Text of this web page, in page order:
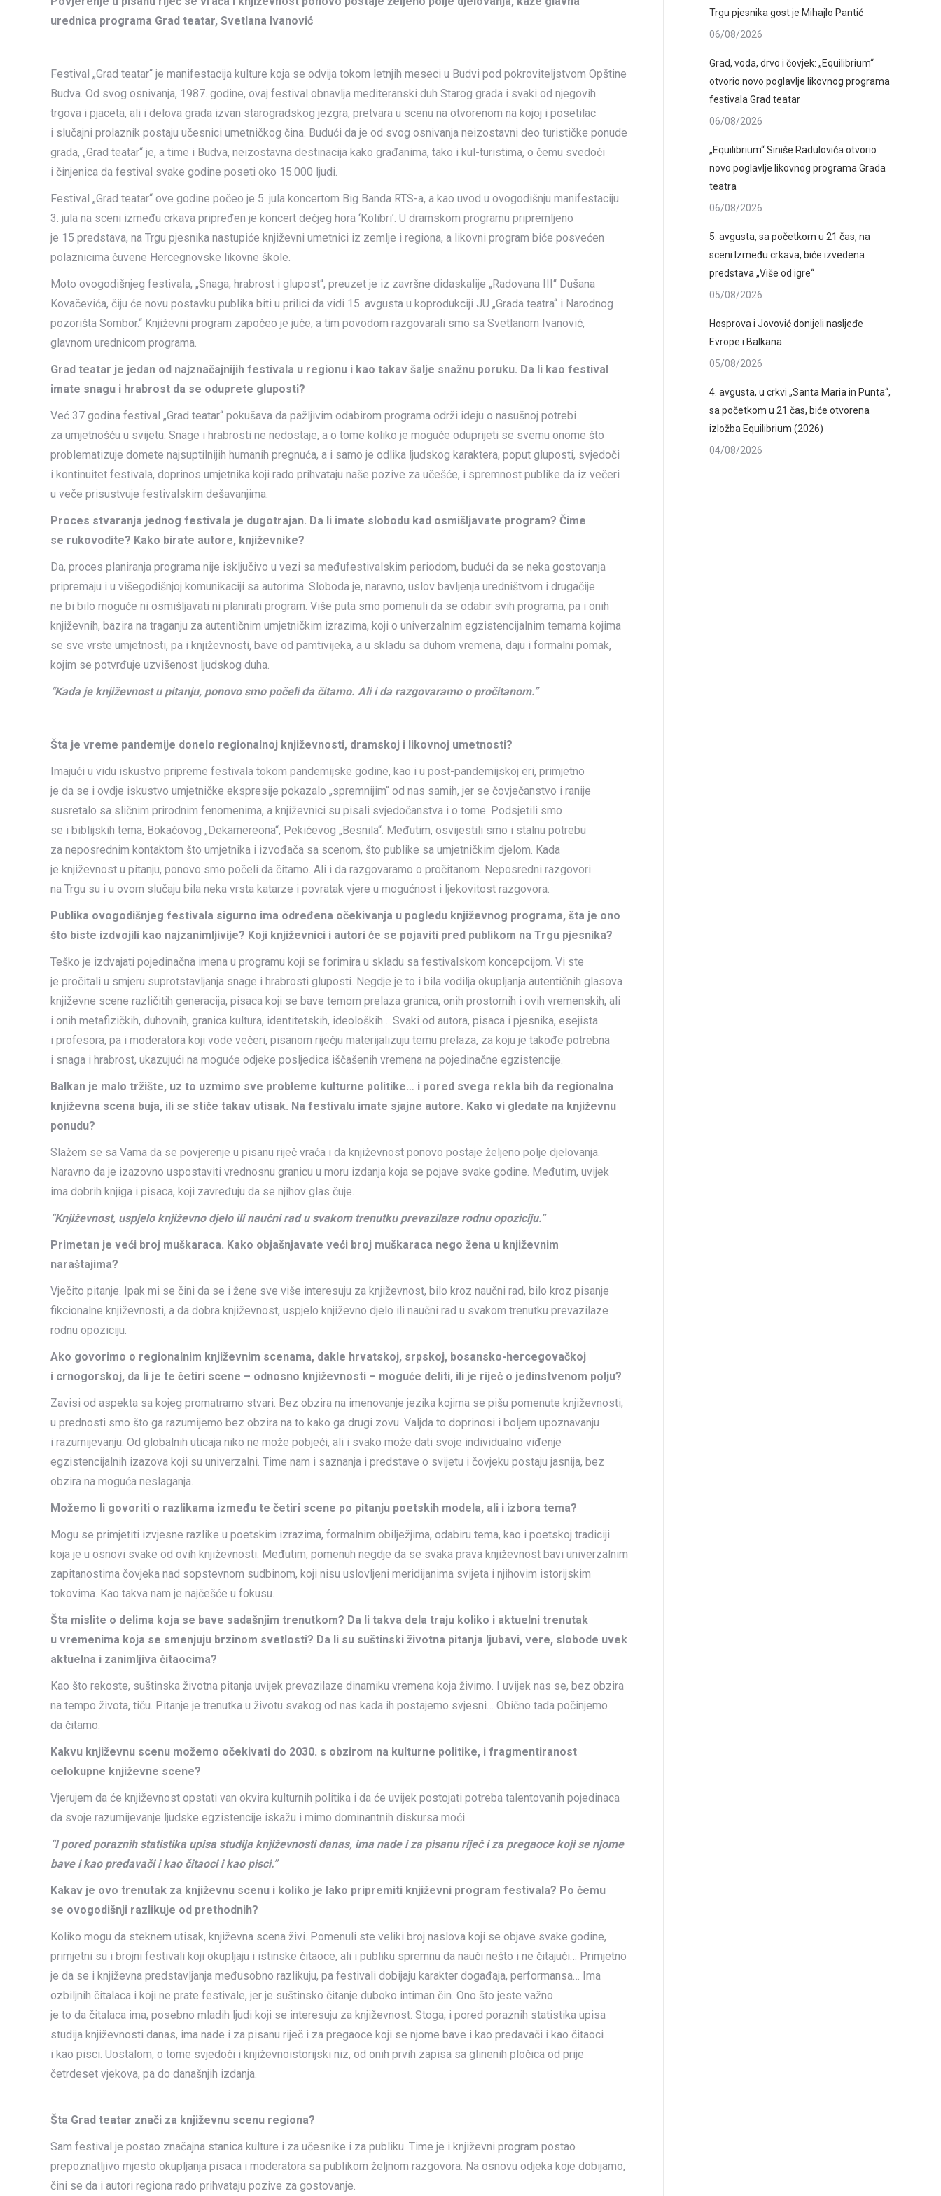
urednica programa Grad teatar, Svetlana Ivanović
Festival „Grad teatar“ je manifestacija kulture koja se odvija tokom letnjih meseci u Budvi pod pokroviteljstvom Opštine
Budva. Od svog osnivanja, 1987. godine, ovaj festival obnavlja mediteranski duh Starog grada i svaki od njegovih
trgova i pjaceta, ali i delova grada izvan starogradskog jezgra, pretvara u scenu na otvorenom na kojoj i posetilac
i slučajni prolaznik postaju učesnici umetničkog čina. Budući da je od svog osnivanja neizostavni deo turističke ponude
grada, „Grad teatar“ je, a time i Budva, neizostavna destinacija kako građanima, tako i kul-turistima, o čemu svedoči
i činjenica da festival svake godine poseti oko 15.000 ljudi.
Festival „Grad teatar“ ove godine počeo je 5. jula koncertom Big Banda RTS-a, a kao uvod u ovogodišnju manifestaciju
3. jula na sceni između crkava pripređen je koncert dečjeg hora ‘Kolibri’. U dramskom programu pripremljeno
je 15 predstava, na Trgu pjesnika nastupiće književni umetnici iz zemlje i regiona, a likovni program biće posvećen
polaznicima čuvene Hercegnovske likovne škole.
Moto ovogodišnjeg festivala, „Snaga, hrabrost i glupost“, preuzet je iz završne didaskalije „Radovana III“ Dušana
Kovačevića, čiju će novu postavku publika biti u prilici da vidi 15. avgusta u koprodukciji JU „Grada teatra“ i Narodnog
pozorišta Sombor.“ Književni program započeo je juče, a tim povodom razgovarali smo sa Svetlanom Ivanović,
glavnom urednicom programa.
Grad teatar je jedan od najznačajnijih festivala u regionu i kao takav šalje snažnu poruku. Da li kao festival
imate snagu i hrabrost da se oduprete gluposti?
Već 37 godina festival „Grad teatar“ pokušava da pažljivim odabirom programa održi ideju o nasušnoj potrebi
za umjetnošću u svijetu. Snage i hrabrosti ne nedostaje, a o tome koliko je moguće oduprijeti se svemu onome što
problematizuje domete najsuptilnijih humanih pregnuća, a i samo je odlika ljudskog karaktera, poput gluposti, svjedoči
i kontinuitet festivala, doprinos umjetnika koji rado prihvataju naše pozive za učešće, i spremnost publike da iz večeri
u veče prisustvuje festivalskim dešavanjima.
Proces stvaranja jednog festivala je dugotrajan. Da li imate slobodu kad osmišljavate program? Čime
se rukovodite? Kako birate autore, književnike?
Da, proces planiranja programa nije isključivo u vezi sa međufestivalskim periodom, budući da se neka gostovanja
pripremaju i u višegodišnjoj komunikaciji sa autorima. Sloboda je, naravno, uslov bavljenja uredništvom i drugačije
ne bi bilo moguće ni osmišljavati ni planirati program. Više puta smo pomenuli da se odabir svih programa, pa i onih
književnih, bazira na traganju za autentičnim umjetničkim izrazima, koji o univerzalnim egzistencijalnim temama kojima
se sve vrste umjetnosti, pa i književnosti, bave od pamtivijeka, a u skladu sa duhom vremena, daju i formalni pomak,
kojim se potvrđuje uzvišenost ljudskog duha.
“Kada je književnost u pitanju, ponovo smo počeli da čitamo. Ali i da razgovaramo o pročitanom.”
Šta je vreme pandemije donelo regionalnoj književnosti, dramskoj i likovnoj umetnosti?
Imajući u vidu iskustvo pripreme festivala tokom pandemijske godine, kao i u post-pandemijskoj eri, primjetno
je da se i ovdje iskustvo umjetničke ekspresije pokazalo „spremnijim“ od nas samih, jer se čovječanstvo i ranije
susretalo sa sličnim prirodnim fenomenima, a književnici su pisali svjedočanstva i o tome. Podsjetili smo
se i biblijskih tema, Bokačovog „Dekamereona“, Pekićevog „Besnila“. Međutim, osvijestili smo i stalnu potrebu
za neposrednim kontaktom što umjetnika i izvođača sa scenom, što publike sa umjetničkim djelom. Kada
je književnost u pitanju, ponovo smo počeli da čitamo. Ali i da razgovaramo o pročitanom. Neposredni razgovori
na Trgu su i u ovom slučaju bila neka vrsta katarze i povratak vjere u mogućnost i ljekovitost razgovora.
Publika ovogodišnjeg festivala sigurno ima određena očekivanja u pogledu književnog programa, šta je ono
što biste izdvojili kao najzanimljivije? Koji književnici i autori će se pojaviti pred publikom na Trgu pjesnika?
Teško je izdvajati pojedinačna imena u programu koji se forimira u skladu sa festivalskom koncepcijom. Vi ste
je pročitali u smjeru suprotstavljanja snage i hrabrosti gluposti. Negdje je to i bila vodilja okupljanja autentičnih glasova
književne scene različitih generacija, pisaca koji se bave temom prelaza granica, onih prostornih i ovih vremenskih, ali
i onih metafizičkih, duhovnih, granica kultura, identitetskih, ideoloških… Svaki od autora, pisaca i pjesnika, esejista
i profesora, pa i moderatora koji vode večeri, pisanom riječju materijalizuju temu prelaza, za koju je takođe potrebna
i snaga i hrabrost, ukazujući na moguće odjeke posljedica iščašenih vremena na pojedinačne egzistencije.
Balkan je malo tržište, uz to uzmimo sve probleme kulturne politike… i pored svega rekla bih da regionalna
književna scena buja, ili se stiče takav utisak. Na festivalu imate sjajne autore. Kako vi gledate na književnu
ponudu?
Slažem se sa Vama da se povjerenje u pisanu riječ vraća i da književnost ponovo postaje željeno polje djelovanja.
Naravno da je izazovno uspostaviti vrednosnu granicu u moru izdanja koja se pojave svake godine. Međutim, uvijek
ima dobrih knjiga i pisaca, koji zavređuju da se njihov glas čuje.
“Književnost, uspjelo književno djelo ili naučni rad u svakom trenutku prevazilaze rodnu opoziciju.”
Primetan je veći broj muškaraca. Kako objašnjavate veći broj muškaraca nego žena u književnim
naraštajima?
Vječito pitanje. Ipak mi se čini da se i žene sve više interesuju za književnost, bilo kroz naučni rad, bilo kroz pisanje
fikcionalne književnosti, a da dobra književnost, uspjelo književno djelo ili naučni rad u svakom trenutku prevazilaze
rodnu opoziciju.
Ako govorimo o regionalnim književnim scenama, dakle hrvatskoj, srpskoj, bosansko-hercegovačkoj
i crnogorskoj, da li je te četiri scene – odnosno književnosti – moguće deliti, ili je riječ o jedinstvenom polju?
Zavisi od aspekta sa kojeg promatramo stvari. Bez obzira na imenovanje jezika kojima se pišu pomenute književnosti,
u prednosti smo što ga razumijemo bez obzira na to kako ga drugi zovu. Valjda to doprinosi i boljem upoznavanju
i razumijevanju. Od globalnih uticaja niko ne može pobjeći, ali i svako može dati svoje individualno viđenje
egzistencijalnih izazova koji su univerzalni. Time nam i saznanja i predstave o svijetu i čovjeku postaju jasnija, bez
obzira na moguća neslaganja.
Možemo li govoriti o razlikama između te četiri scene po pitanju poetskih modela, ali i izbora tema?
Mogu se primjetiti izvjesne razlike u poetskim izrazima, formalnim obilježjima, odabiru tema, kao i poetskoj tradiciji
koja je u osnovi svake od ovih književnosti. Međutim, pomenuh negdje da se svaka prava književnost bavi univerzalnim
zapitanostima čovjeka nad sopstevnom sudbinom, koji nisu uslovljeni meridijanima svijeta i njihovim istorijskim
tokovima. Kao takva nam je najčešće u fokusu.
Šta mislite o delima koja se bave sadašnjim trenutkom? Da li takva dela traju koliko i aktuelni trenutak
u vremenima koja se smenjuju brzinom svetlosti? Da li su suštinski životna pitanja ljubavi, vere, slobode uvek
aktuelna i zanimljiva čitaocima?
Kao što rekoste, suštinska životna pitanja uvijek prevazilaze dinamiku vremena koja živimo. I uvijek nas se, bez obzira
na tempo života, tiču. Pitanje je trenutka u životu svakog od nas kada ih postajemo svjesni… Obično tada počinjemo
da čitamo.
Kakvu književnu scenu možemo očekivati do 2030. s obzirom na kulturne politike, i fragmentiranost
celokupne književne scene?
Vjerujem da će književnost opstati van okvira kulturnih politika i da će uvijek postojati potreba talentovanih pojedinaca
da svoje razumijevanje ljudske egzistencije iskažu i mimo dominantnih diskursa moći.
“I pored poraznih statistika upisa studija književnosti danas, ima nade i za pisanu riječ i za pregaoce koji se njome
bave i kao predavači i kao čitaoci i kao pisci.”
Kakav je ovo trenutak za književnu scenu i koliko je lako pripremiti književni program festivala? Po čemu
se ovogodišnji razlikuje od prethodnih?
Koliko mogu da steknem utisak, književna scena živi. Pomenuli ste veliki broj naslova koji se objave svake godine,
primjetni su i brojni festivali koji okupljaju i istinske čitaoce, ali i publiku spremnu da nauči nešto i ne čitajući… Primjetno
je da se i književna predstavljanja međusobno razlikuju, pa festivali dobijaju karakter događaja, performansa… Ima
ozbiljnih čitalaca i koji ne prate festivale, jer je suštinsko čitanje duboko intiman čin. Ono što jeste važno
je to da čitalaca ima, posebno mladih ljudi koji se interesuju za književnost. Stoga, i pored poraznih statistika upisa
studija književnosti danas, ima nade i za pisanu riječ i za pregaoce koji se njome bave i kao predavači i kao čitaoci
i kao pisci. Uostalom, o tome svjedoči i književnoistorijski niz, od onih prvih zapisa sa glinenih pločica od prije
četrdeset vjekova, pa do današnjih izdanja.
Šta Grad teatar znači za književnu scenu regiona?
Sam festival je postao značajna stanica kulture i za učesnike i za publiku. Time je i književni program postao
prepoznatljivo mjesto okupljanja pisaca i moderatora sa publikom željnom razgovora. Na osnovu odjeka koje dobijamo,
čini se da i autori regiona rado prihvataju pozive za gostovanje.
Trgu pjesnika gost je Mihajlo Pantić
06/08/2026
Grad, voda, drvo i čovjek: „Equilibrium“
otvorio novo poglavlje likovnog programa
festivala Grad teatar
06/08/2026
„Equilibrium“ Siniše Radulovića otvorio
novo poglavlje likovnog programa Grada
teatra
06/08/2026
5. avgusta, sa početkom u 21 čas, na
sceni Između crkava, biće izvedena
predstava „Više od igre“
05/08/2026
Hosprova i Jovović donijeli nasljeđe
Evrope i Balkana
05/08/2026
4. avgusta, u crkvi „Santa Maria in Punta“,
sa početkom u 21 čas, biće otvorena
izložba Equilibrium (2026)
04/08/2026